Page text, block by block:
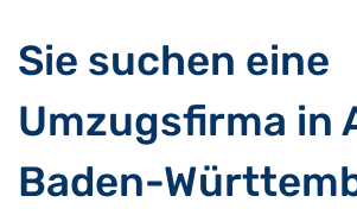
Sie suchen eine
Umzugsfirma in
Baden-